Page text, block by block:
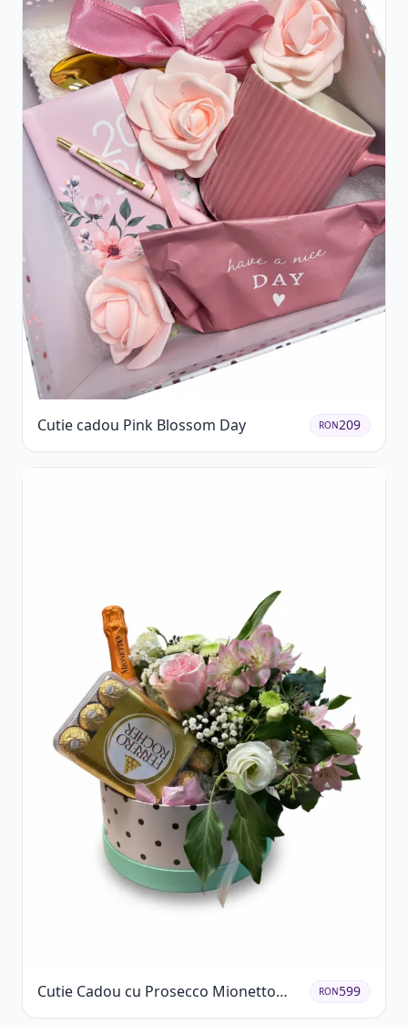
Cutie cadou Pink Blossom Day RON209
Cutie Cadou cu Prosecco Mionetto
Ferrero Rocher și Flori Pastelate
RON599